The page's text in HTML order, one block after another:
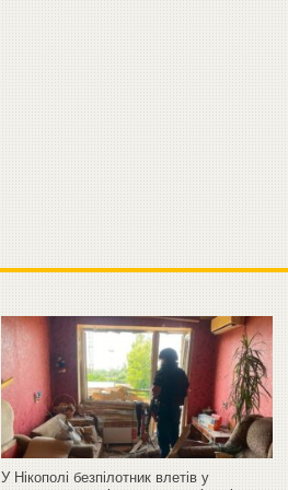
У Нікополі безпілотник влетів у